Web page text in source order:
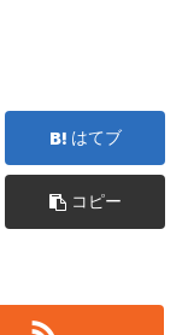
はてブ
コピー